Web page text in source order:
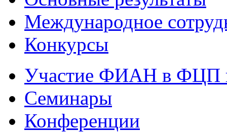
Международное
Конкурсы
Участие ФИАН в ФЦП
Семинары
Конференции